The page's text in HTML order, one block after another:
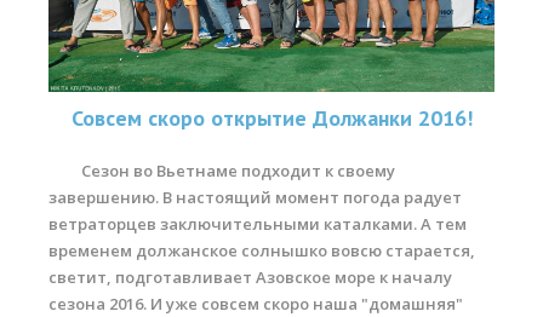
Новости
Медиа
Медиа архив
Видео
Цены
Обучение виндсерфингу
Совсем скоро открытие Должанки 2016!
Сезон во Вьетнаме подходит к своему
завершению. В настоящий момент погода радует
ветраторцев заключительными каталками. А тем
временем должанское солнышко вовсю старается,
светит, подготавливает Азовское море к началу
сезона 2016. И уже совсем скоро наша "домашняя"